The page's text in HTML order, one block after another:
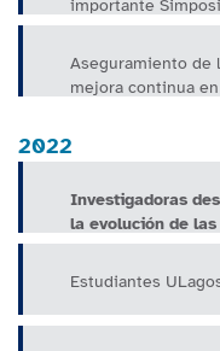
importante
Internacional
Mental
Aseguramiento de
mejora continua en
universitaria
2022
Investigadoras
la evolución de
alimentarias en
Estudiantes